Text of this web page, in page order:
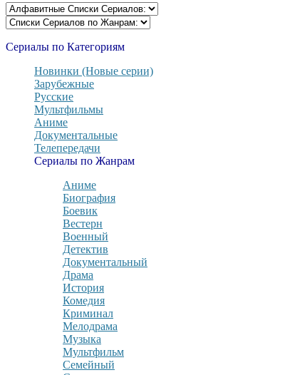
Сериалы по Категориям
Новинки (Новые серии)
Зарубежные
Русские
Мультфильмы
Аниме
Документальные
Телепередачи
Сериалы по Жанрам
Аниме
Биография
Боевик
Вестерн
Военный
Детектив
Документальный
Драма
История
Комедия
Криминал
Мелодрама
Музыка
Мультфильм
Семейный